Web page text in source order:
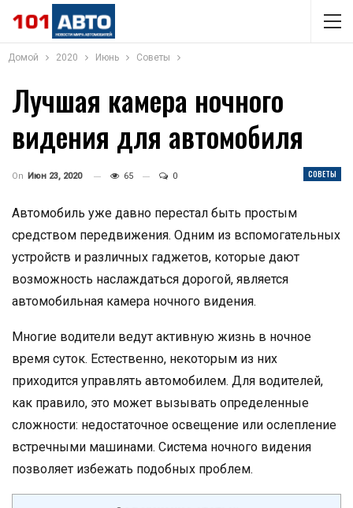
Домой 2020 Июнь Советы
Лучшая камера ночного
видения для автомобиля
СОВЕТЫ
On Июн 23, 2020 65 0
Автомобиль уже давно перестал быть простым
средством передвижения. Одним из вспомогательных
устройств и различных гаджетов, которые дают
возможность наслаждаться дорогой, является
автомобильная камера ночного видения.
Многие водители ведут активную жизнь в ночное
время суток. Естественно, некоторым из них
приходится управлять автомобилем. Для водителей,
как правило, это может вызывать определенные
сложности: недостаточное освещение или ослепление
встречными машинами. Система ночного видения
позволяет избежать подобных проблем.